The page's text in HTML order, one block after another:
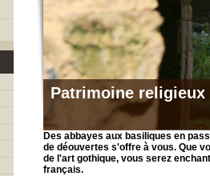
Patrimoine religieux
Des abbayes aux basiliques en
de déouvertes s'offre à vous. Que
de l'art gothique, vous serez
français.